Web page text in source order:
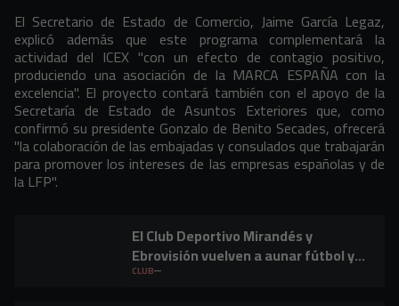
El Secretario de Estado de Comercio, Jaime García Legaz,
explicó además que este programa complementará la
actividad del ICEX "con un efecto de contagio positivo,
produciendo una asociación de la MARCA ESPAÑA con la
excelencia". El proyecto contará también con el apoyo de la
Secretaría de Estado de Asuntos Exteriores que, como
confirmó su presidente Gonzalo de Benito Secades, ofrecerá
"la colaboración de las embajadas y consulados que trabajarán
para promover los intereses de las empresas españolas y de
la LFP".
El Club Deportivo Mirandés y
Ebrovisión vuelven a aunar fútbol y
música en Miranda de Ebro
CLUB